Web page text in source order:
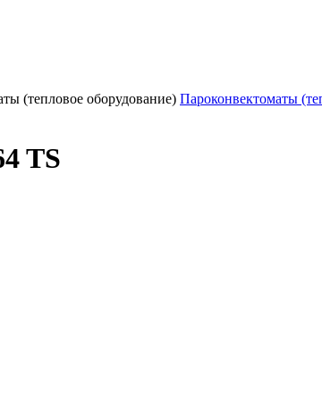
(тепловое оборудование) Пароконвектоматы
TS